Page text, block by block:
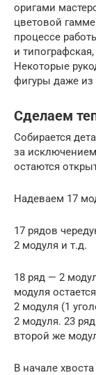
оригами
цветовой
процессе
и
Некоторые
фигуры даже из
Сделаем
Собирается
за
остаются
Надеваем 17
17 рядов
2 модуля и т.д.
18 ряд — 2
модуля
2 модуля (1
2 модуля. 23
второй же
В начале